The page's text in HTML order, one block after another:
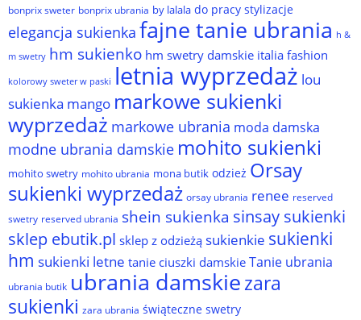
bonprix sweter bonprix ubrania by lalala do pracy stylizacje
elegancja sukienka fajne tanie ubrania h &
m swetry hm sukienko hm swetry damskie italia fashion
kolorowy sweter w paski letnia wyprzedaż lou
sukienka mango markowe sukienki
wyprzedaż markowe ubrania moda damska
modne ubrania damskie mohito sukienki
mohito swetry mohito ubrania mona butik odzież Orsay
sukienki wyprzedaż orsay ubrania renee reserved
swetry reserved ubrania shein sukienka sinsay sukienki
sklep ebutik.pl sklep z odzieżą sukienkie sukienki
hm sukienki letne tanie ciuszki damskie Tanie ubrania
ubrania butik ubrania damskiezara
sukienki zara ubrania świąteczne swetry